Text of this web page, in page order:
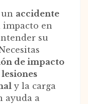
accidente
impacto en
su
de impacto
lesiones
y la carga
ayuda a